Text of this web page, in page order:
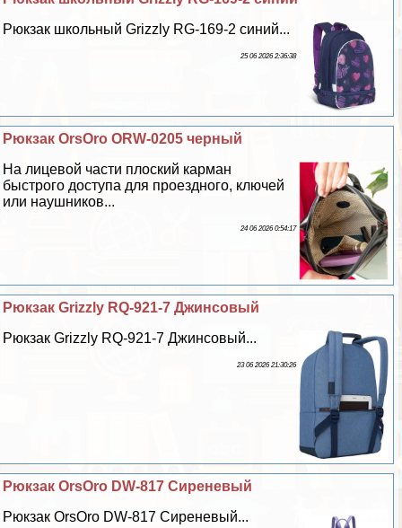
Рюкзак школьный Grizzly RG-169-2 синий...
25 06 2026 2:36:38
Рюкзак OrsOro ORW-0205 черный
На лицевой части плоский карман
быстрого доступа для проездного, ключей
или наушников...
24 06 2026 0:54:17
Рюкзак Grizzly RQ-921-7 Джинсовый
Рюкзак Grizzly RQ-921-7 Джинсовый...
23 06 2026 21:30:26
Рюкзак OrsOro DW-817 Сиреневый
Рюкзак OrsOro DW-817 Сиреневый...